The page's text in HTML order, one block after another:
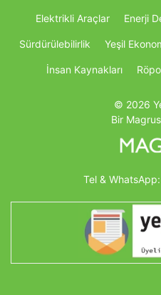
Elektrikli Araçlar Enerji
Sürdürülebilirlik Yeşil
İnsan Kaynakları
© 2026
Bir
Tel & WhatsApp: